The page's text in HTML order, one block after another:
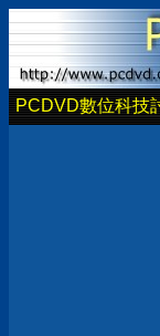
PCDVD數位科技